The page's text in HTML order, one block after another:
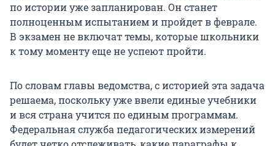
по истории уже запланирован. Он станет
полноценным испытанием и пройдет в феврале.
В экзамен не включат темы, которые школьники
к тому моменту еще не успеют пройти.
По словам главы ведомства, с историей эта задача
решаема, поскольку уже ввели единые учебники
и вся страна учится по единым программам.
Федеральная служба педагогических измерений